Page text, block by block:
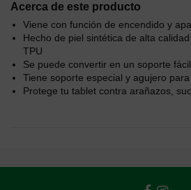
Acerca de este producto
Viene con función de encendido y
Hecho de piel sintética de alta
TPU
Se puede convertir en un soporte
Tiene soporte especial y agujero
Protege tu tablet contra arañazos,